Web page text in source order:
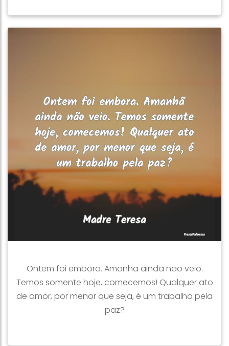
Ontem foi embora. Amanhã ainda não veio.
Temos somente hoje, comecemos! Qualquer ato
de amor, por menor que seja, é um trabalho pela
paz?